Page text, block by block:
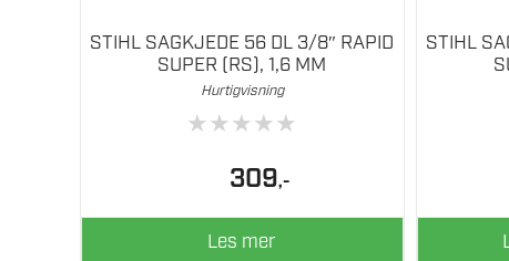
STIHL SAGKJEDE 56 DL 3/8″ RAPID
SUPER (RS), 1,6 MM
Hurtigvisning
★★★★★
309,-
Les mer
STIHL